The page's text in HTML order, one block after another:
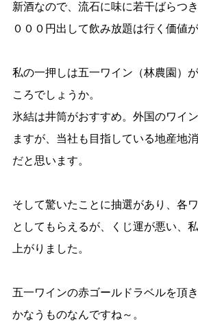
新酒なので、流石に味に若干ばらつ
０００円出して飲み放題は行く価値が
私の一押しは五一ワイン（林農園）
ころでしょうか。
氷結は井筒がおすすめ。外国のワイ
ますが、当社も目指している地産地
だと思います。
そして驚いたことに抽選があり、各
としてもらえるが、くじ運が悪い、
上がりました。
五一ワインの赤ゴールドラベルを頂
かなうものなんですね～。